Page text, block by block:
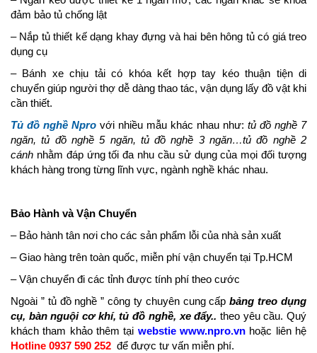
đảm bảo tủ chống lật
– Nắp tủ thiết kế dạng khay đựng và hai bên hông tủ có giá treo
dụng cụ
– Bánh xe chịu tải có khóa kết hợp tay kéo thuận tiện di
chuyển giúp người thợ dễ dàng thao tác, vận dụng lấy đồ vật khi
cần thiết.
Tủ đồ nghề Npro với nhiều mẫu khác nhau như: tủ đồ nghề 7
ngăn, tủ đồ nghề 5 ngăn, tủ đồ nghề 3 ngăn…tủ đồ nghề 2
cánh nhằm đáp ứng tối đa nhu cầu sử dụng của mọi đối tượng
khách hàng trong từng lĩnh vực, ngành nghề khác nhau.
Bảo Hành và Vận Chuyển
– Bảo hành tân nơi cho các sản phẩm lỗi của nhà sản xuất
– Giao hàng trên toàn quốc, miễn phí vận chuyển tại Tp.HCM
– Vận chuyển đi các tỉnh được tính phí theo cước
Ngoài ” tủ đồ nghề ” công ty chuyên cung cấpbảng treo dụng
cụ, bàn nguội cơ khí, tủ đồ nghề, xe đẩy.. theo yêu cầu. Quý
khách tham khảo thêm tại webstie www.npro.vn hoặc liên hệ
Hotline 0937 590 252 để được tư vấn miễn phí.